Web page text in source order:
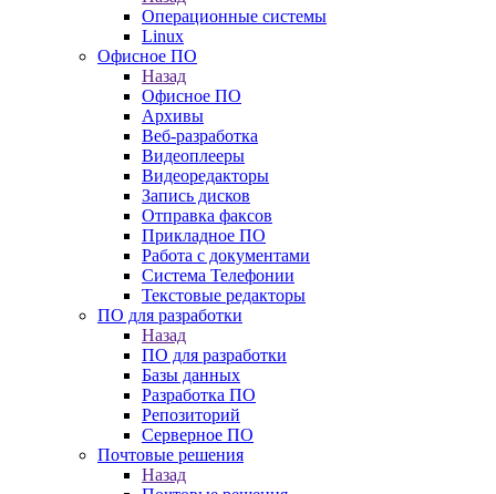
Операционные системы
Linux
Офисное ПО
Назад
Офисное ПО
Архивы
Веб-разработка
Видеоплееры
Видеоредакторы
Запись дисков
Отправка факсов
Прикладное ПО
Работа с документами
Система Телефонии
Текстовые редакторы
ПО для разработки
Назад
ПО для разработки
Базы данных
Разработка ПО
Репозиторий
Серверное ПО
Почтовые решения
Назад